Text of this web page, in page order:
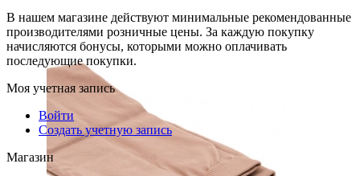
В нашем магазине действуют минимальные рекомендованные
производителями розничные цены. За каждую покупку
начисляются бонусы, которыми можно оплачивать
последующие покупки.
Моя учетная запись
Войти
Создать учетную запись
Магазин